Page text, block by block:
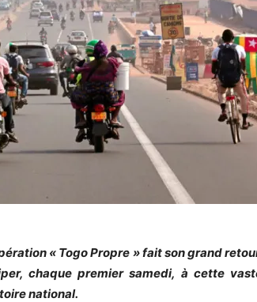
« Togo Propre » fait son grand
chaque premier samedi, à cette
national.